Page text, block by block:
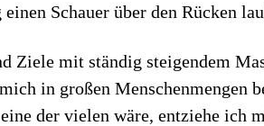
Schauer über den Rücken
Ziele mit ständig steigendem
in großen Menschenmengen
der vielen wäre, entziehe ich